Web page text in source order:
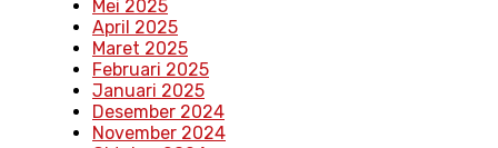
Mei 2025
April 2025
Maret 2025
Februari 2025
Januari 2025
Desember 2024
November 2024